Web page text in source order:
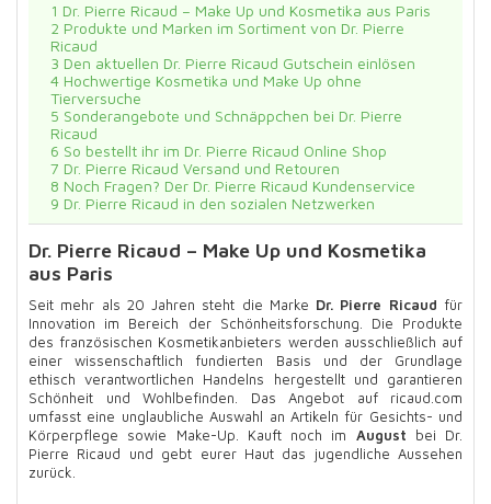
1 Dr. Pierre Ricaud – Make Up und Kosmetika aus Paris
2 Produkte und Marken im Sortiment von Dr. Pierre
Ricaud
3 Den aktuellen Dr. Pierre Ricaud Gutschein einlösen
4 Hochwertige Kosmetika und Make Up ohne
Tierversuche
5 Sonderangebote und Schnäppchen bei Dr. Pierre
Ricaud
6 So bestellt ihr im Dr. Pierre Ricaud Online Shop
7 Dr. Pierre Ricaud Versand und Retouren
8 Noch Fragen? Der Dr. Pierre Ricaud Kundenservice
9 Dr. Pierre Ricaud in den sozialen Netzwerken
Dr. Pierre Ricaud – Make Up und Kosmetika
aus Paris
Seit mehr als 20 Jahren steht die Marke Dr. Pierre Ricaud für
Innovation im Bereich der Schönheitsforschung. Die Produkte
des französischen Kosmetikanbieters werden ausschließlich auf
einer wissenschaftlich fundierten Basis und der Grundlage
ethisch verantwortlichen Handelns hergestellt und garantieren
Schönheit und Wohlbefinden. Das Angebot auf ricaud.com
umfasst eine unglaubliche Auswahl an Artikeln für Gesichts- und
Körperpflege sowie Make-Up. Kauft noch im August bei Dr.
Pierre Ricaud und gebt eurer Haut das jugendliche Aussehen
zurück.